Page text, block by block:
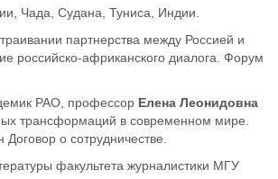
Чада, Судана, Туниса, Индии.
партнерства между Россией и
российско-африканского диалога. Форум
РАО, профессор Елена Леонидовна
трансформаций в современном мире.
о сотрудничестве.
факультета журналистики МГУ